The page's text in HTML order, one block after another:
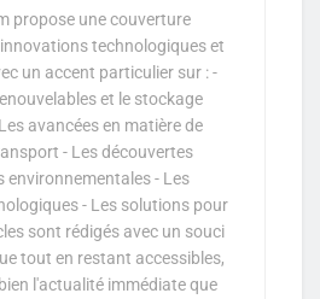
propose une couverture
technologiques et
un accent particulier sur : -
et le stockage
avancées en matière de
- Les découvertes
environnementales - Les
- Les solutions pour
sont rédigés avec un souci
tout en restant accessibles,
l'actualité immédiate que